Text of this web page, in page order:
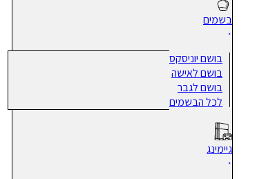
בשמים
בושם יוניסקס
בושם לאישה
בושם לגבר
לכל הבשמים
גיימינג